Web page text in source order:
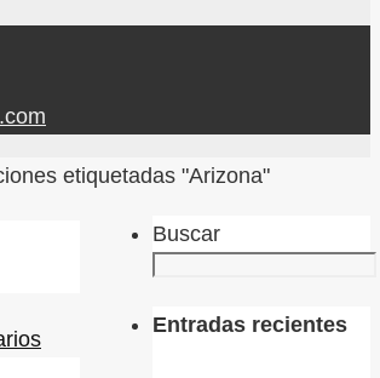
etiquetadas "Arizona"
Buscar
Entradas recientes